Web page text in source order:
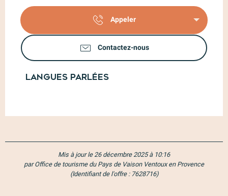
Appeler
Contactez-nous
Langues parlées
Langues parlées
Mis à jour le 26 décembre 2025 à 10:16
par Office de tourisme du Pays de Vaison Ventoux en Provence
(Identifiant de l'offre : 7628716)